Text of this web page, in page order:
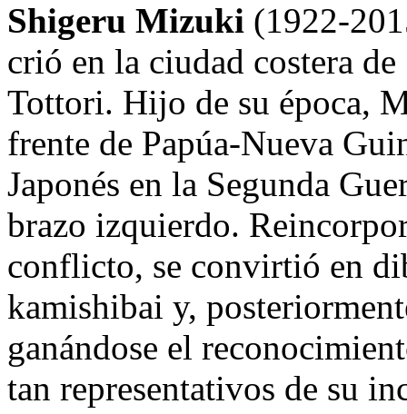
Shigeru Mizuki (1922-
crió en la ciudad costera
Tottori. Hijo de su época,
frente de Papúa-Nueva
Japonés en la Segunda
brazo izquierdo.
conflicto, se convirtió en
kamishibai y,
ganándose el
tan representativos de su